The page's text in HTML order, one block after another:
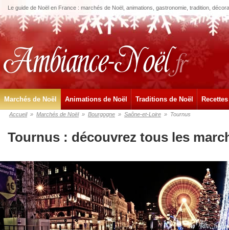
Le guide de Noël en France : marchés de Noël, animations, gastronomie, tradition,
Marchés de Noël Animations de Noël Traditions de Noël
Accueil » Marchés de Noël » Bourgogne » Saône-et-Loire » Tournus
Tournus : découvrez tous les